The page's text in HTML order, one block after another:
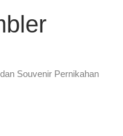
Souvenir Pernikahan